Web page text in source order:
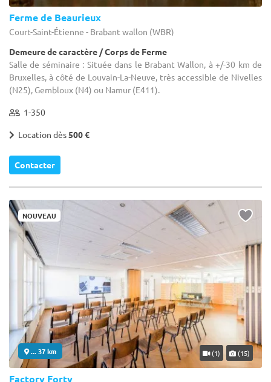
Ferme de Beaurieux
Court-Saint-Étienne - Brabant wallon (WBR)
Demeure de caractère / Corps de Ferme
Salle de séminaire : Située dans le Brabant Wallon, à +/-30 km de
Bruxelles, à côté de Louvain-La-Neuve, très accessible de Nivelles
(N25), Gembloux (N4) ou Namur (E411).
1-350
Location dès500 €
Contacter
NOUVEAU
... 37 km (1) (15)
Factory Forty